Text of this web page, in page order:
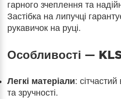
гарного зчеплення та
Застібка на липучці
рукавичок на руці.
Особливості —
Легкі матеріали:
та зручності.